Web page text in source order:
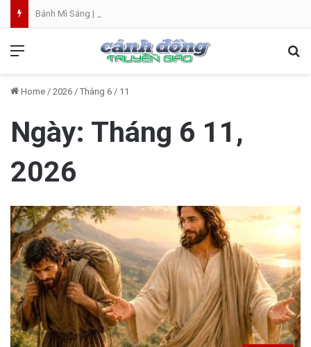
Bánh Mì Sáng | Thứ Bảy 08.08 | Thánh Đaminh, Linh mục
Home / 2026 / Tháng 6 / 11
Ngày: Tháng 6 11,
2026